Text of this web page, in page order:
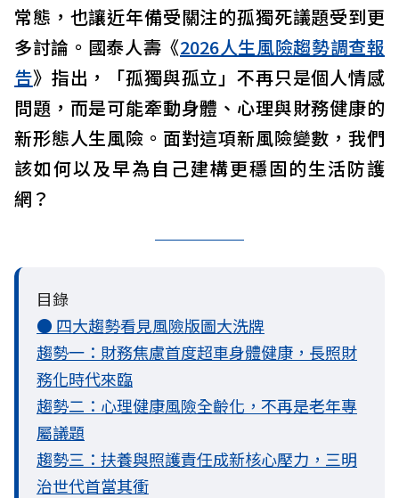
常態，也讓近年備受關注的孤獨死議題受到更
多討論。國泰人壽《2026人生風險趨勢調查報
告》指出，「孤獨與孤立」不再只是個人情感
問題，而是可能牽動身體、心理與財務健康的
新形態人生風險。面對這項新風險變數，我們
該如何以及早為自己建構更穩固的生活防護
網？
目錄
● 四大趨勢看見風險版圖大洗牌
趨勢一：財務焦慮首度超車身體健康，長照財
務化時代來臨
趨勢二：心理健康風險全齡化，不再是老年專
屬議題
趨勢三：扶養與照護責任成新核心壓力，三明
治世代首當其衝